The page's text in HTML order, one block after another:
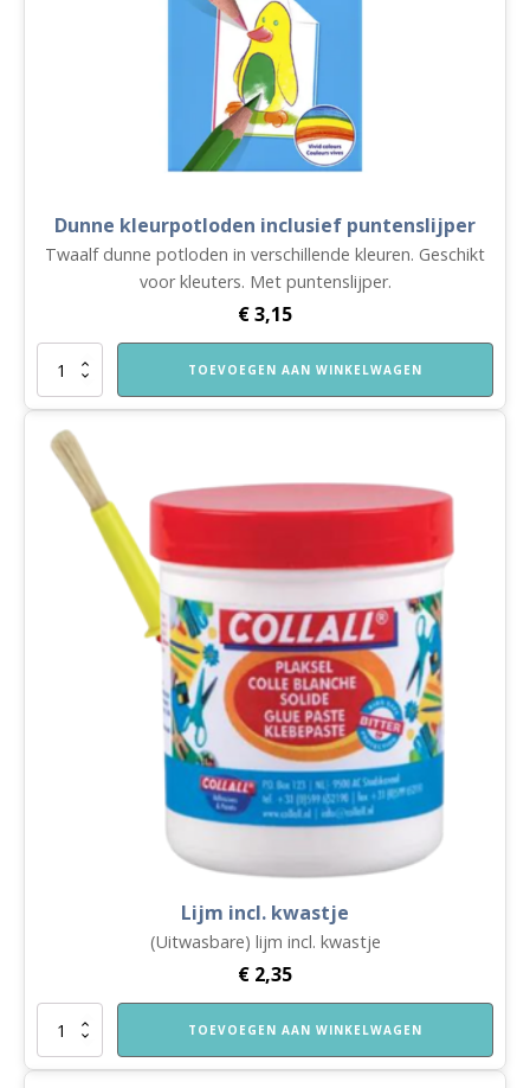
Dunne kleurpotloden inclusief puntenslijper
Twaalf dunne potloden in verschillende kleuren. Geschikt
voor kleuters. Met puntenslijper.
€3,15
Dunne
inclusief
puntenslijper
aantal
TOEVOEGEN AAN WINKELWAGEN
Lijm incl. kwastje
(Uitwasbare) lijm incl. kwastje
€ 2,35
Lijm
kwastje
TOEVOEGEN AAN WINKELWAGEN